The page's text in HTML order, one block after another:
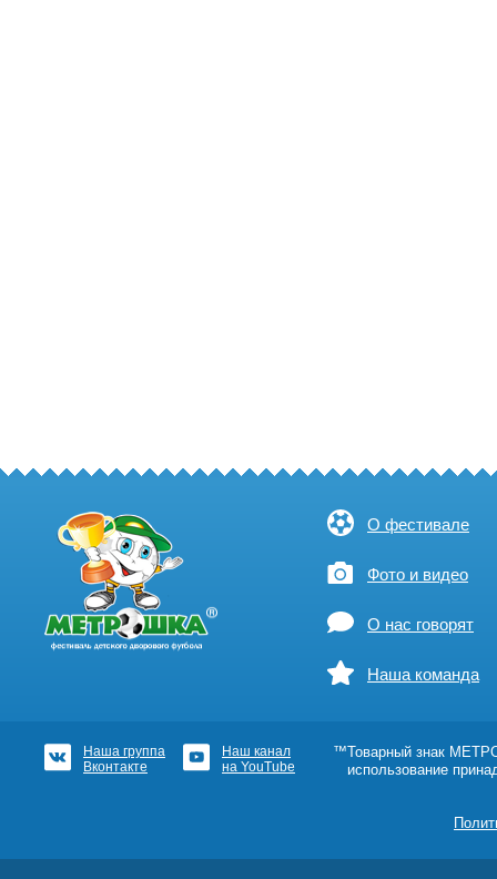
О фестивале
Фото и видео
О нас говорят
Наша команда
Наша группа
Вконтакте
Наш канал
на YouTube
™Товарный знак
использование